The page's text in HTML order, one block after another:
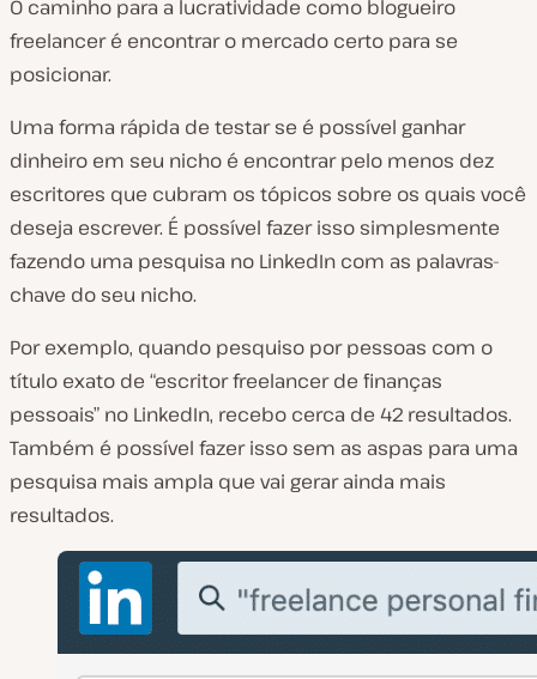
O caminho para a lucratividade como blogueiro
freelancer é encontrar o mercado certo para se
posicionar.
Uma forma rápida de testar se é possível ganhar
dinheiro em seu nicho é encontrar pelo menos dez
escritores que cubram os tópicos sobre os quais você
deseja escrever. É possível fazer isso simplesmente
fazendo uma pesquisa no LinkedIn com as palavras-
chave do seu nicho.
Por exemplo, quando pesquiso por pessoas com o
título exato de “escritor freelancer de finanças
pessoais” no LinkedIn, recebo cerca de 42 resultados.
Também é possível fazer isso sem as aspas para uma
pesquisa mais ampla que vai gerar ainda mais
resultados.